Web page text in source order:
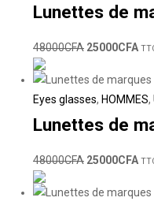
Lunettes de
48000CFA 25000CFA
Eyes glasses, HOMMES,
Lunettes de
48000CFA 25000CFA